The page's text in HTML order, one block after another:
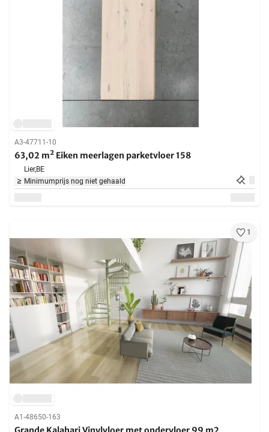
A3-47711-10
63,02 m² Eiken meerlagen parketvloer 158
Lier,BE
Minimumprijs nog niet gehaald
1
A1-48650-163